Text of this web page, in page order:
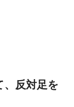
、反対足を